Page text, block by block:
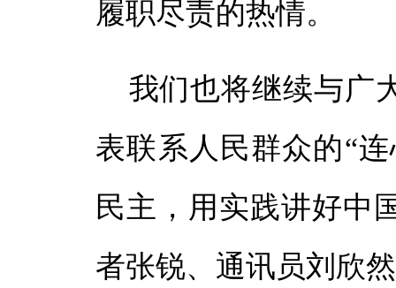
履职尽责的热情。
我们也将继续与广
表联系人民群众的“
民主，用实践讲好中
者张锐、通讯员刘欣